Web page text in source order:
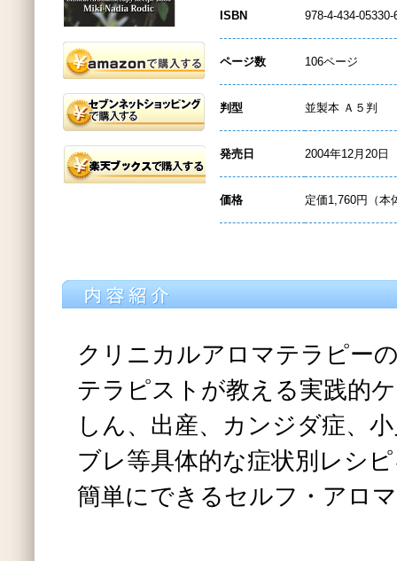
ISBN 978-4-434-05330-
ページ数 106ページ
判型 並製本 Ａ５判
発売日 2004年12月20日
価格 定価1,760円（本
クリニカルアロマテラピー
テラピストが教える実践的
しん、出産、カンジダ症、
ブレ等具体的な症状別レシ
簡単にできるセルフ・アロ